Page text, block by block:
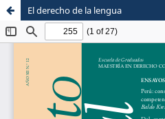
Sistema de
Bibliotecas
Escuela de Postgrado
Maestria en Derecho
El derecho de la lengua